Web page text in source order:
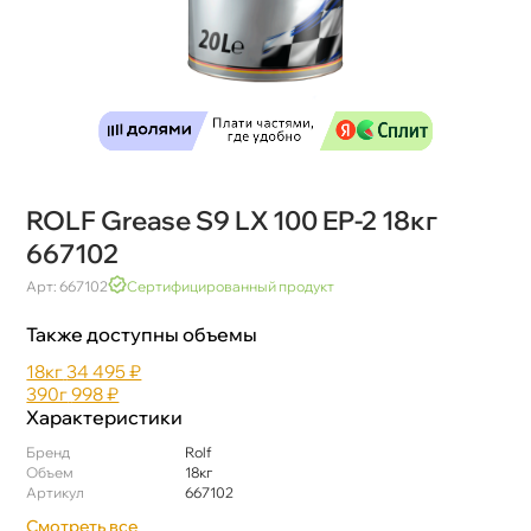
ROLF Grease S9 LX 100 EP-2 18к
667102
Арт: 667102 Сертифицированный продукт
Также доступны объемы
18к34 495 ₽
390998 ₽
Характеристики
Бренд
Rolf
Объем
18к
Артикул
667102
Смотреть все